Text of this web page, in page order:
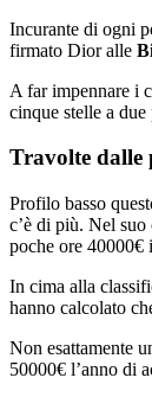
Incurante di ogni
firmato Dior alle
A far impennare i
cinque stelle a
Travolte dalle
Profilo basso
c’è di più. Nel suo
poche ore 40000€
In cima alla
hanno calcolato
Non esattamente
50000€ l’anno di